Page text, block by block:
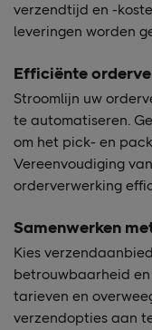
verzendtijd en -
leveringen worden
Efficiënte
Stroomlijn uw
te automatiseren.
om het pick- en
Vereenvoudiging
orderverwerking
Samenwerken
Kies
betrouwbaarheid
tarieven en
verzendopties aan